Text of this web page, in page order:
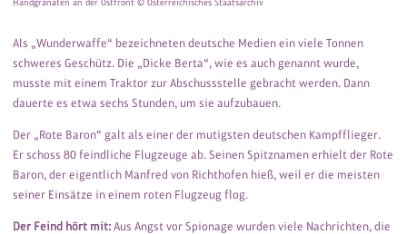
Handgranaten an der Ostfront © Österreichisches Staatsarchiv
Als „Wunderwaffe“ bezeichneten deutsche Medien ein viele Tonnen
schweres Geschütz. Die „Dicke Berta“, wie es auch genannt wurde,
musste mit einem Traktor zur Abschussstelle gebracht werden. Dann
dauerte es etwa sechs Stunden, um sie aufzubauen.
Der „Rote Baron“ galt als einer der mutigsten deutschen Kampfflieger.
Er schoss 80 feindliche Flugzeuge ab. Seinen Spitznamen erhielt der Rote
Baron, der eigentlich Manfred von Richthofen hieß, weil er die meisten
seiner Einsätze in einem roten Flugzeug flog.
Der Feind hört mit: Aus Angst vor Spionage wurden viele Nachrichten, die